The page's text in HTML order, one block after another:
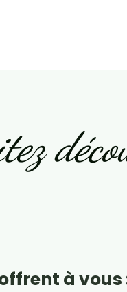
à vous